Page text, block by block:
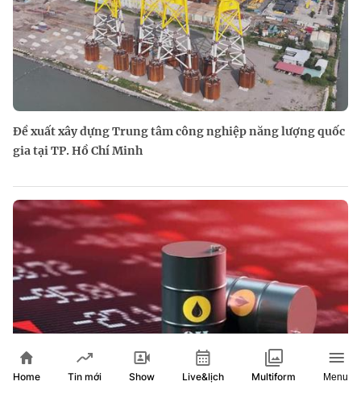
Đề xuất xây dựng Trung tâm công nghiệp năng lượng quốc
gia tại TP. Hồ Chí Minh
Home Tin mới Show Live&lịch Multiform Menu